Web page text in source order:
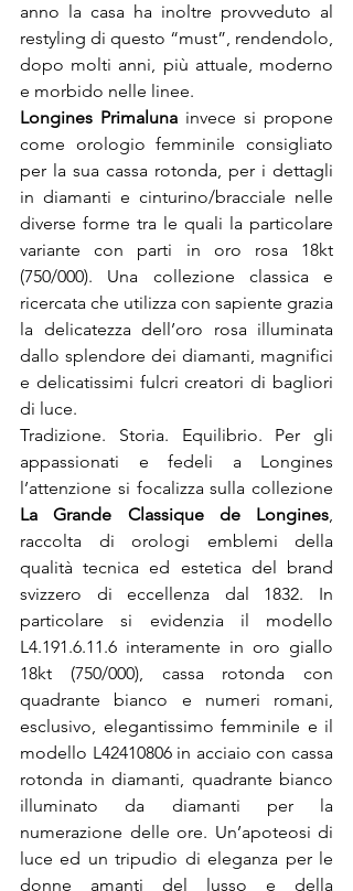
anno la casa ha inoltre provveduto al
restyling di questo “must”, rendendolo,
dopo molti anni, più attuale, moderno
e morbido nelle linee.
Longines Primaluna invece si propone
come orologio femminile consigliato
per la sua cassa rotonda, per i dettagli
in diamanti e cinturino/bracciale nelle
diverse forme tra le quali la particolare
variante con parti in oro rosa 18kt
(750/000). Una collezione classica e
ricercata che utilizza con sapiente grazia
la delicatezza dell’oro rosa illuminata
dallo splendore dei diamanti, magnifici
e delicatissimi fulcri creatori di bagliori
di luce.
Tradizione. Storia. Equilibrio. Per gli
appassionati e fedeli a Longines
La Grande Classique de Longines,
raccolta di orologi emblemi della
qualità tecnica ed estetica del brand
svizzero di eccellenza dal 1832. In
particolare si evidenzia il modello
L4.191.6.11.6 interamente in oro giallo
18kt (750/000), cassa rotonda con
quadrante bianco e numeri romani,
esclusivo, elegantissimo femminile e il
modello L42410806 in acciaio con cassa
rotonda in diamanti, quadrante bianco
illuminato da diamanti per la
numerazione delle ore. Un’apoteosi di
luce ed un tripudio di eleganza per le
donne amanti del lusso e della